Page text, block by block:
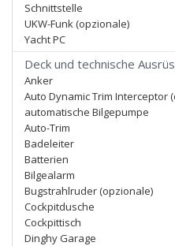
Schnittstelle
UKW-Funk (opzionale)
Yacht PC
Deck und technische
Anker
Auto Dynamic Trim Interceptor
automatische Bilgepumpe
Auto-Trim
Badeleiter
Batterien
Bilgealarm
Bugstrahlruder (opzionale)
Cockpitdusche
Cockpittisch
Dinghy Garage